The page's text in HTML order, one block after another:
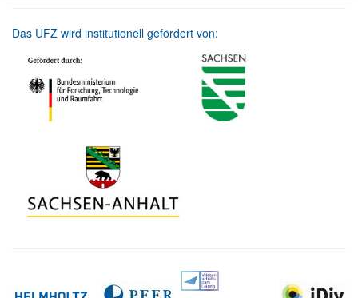
Das UFZ wird institutionell gefördert von: